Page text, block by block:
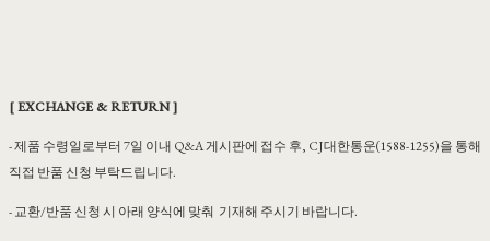
[ EXCHANGE & RETURN ]
- 제품 수령일로부터 7일 이내 Q&A 게시판에 접수 후, CJ대한통운(1588-1255)을 통해
직접 반품 신청 부탁드립니다.
- 교환/반품 신청 시 아래 양식에 맞춰 기재해 주시기 바랍니다.